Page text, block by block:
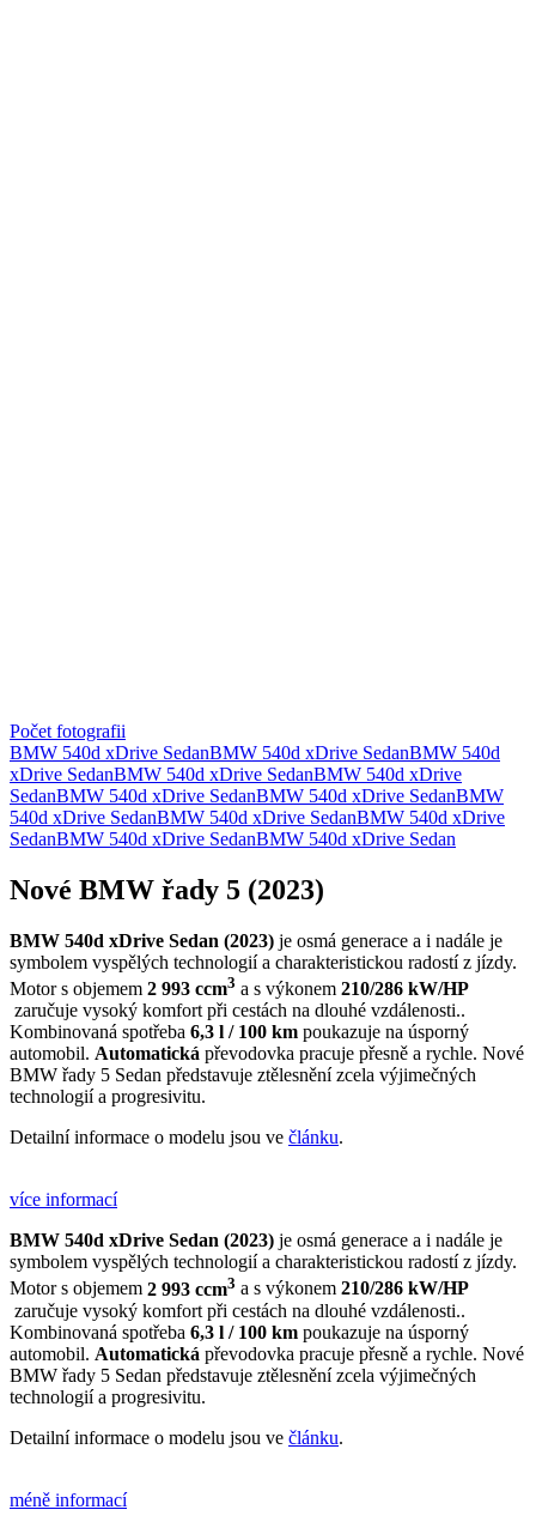
Počet fotografii
BMW 540d xDrive SedanBMW 540d xDrive SedanBMW 540d
xDrive SedanBMW 540d xDrive SedanBMW 540d xDrive
SedanBMW 540d xDrive SedanBMW 540d xDrive SedanBMW
540d xDrive SedanBMW 540d xDrive SedanBMW 540d xDrive
SedanBMW 540d xDrive SedanBMW 540d xDrive Sedan
Nové BMW řady 5 (2023)
BMW 540d xDrive Sedan (2023) je osmá generace a i nadále je
symbolem vyspělých technologií a charakteristickou radostí z jízdy.
Motor s objemem 2 993 ccm3 a s výkonem 210/286 kW/HP
zaručuje vysoký komfort při cestách na dlouhé vzdálenosti..
Kombinovaná spotřeba 6,3 l / 100 km poukazuje na úsporný
automobil. Automatická převodovka pracuje přesně a rychle. Nové
BMW řady 5 Sedan představuje ztělesnění zcela výjimečných
technologií a progresivitu.
Detailní informace o modelu jsou ve článku.
více informací
BMW 540d xDrive Sedan (2023) je osmá generace a i nadále je
symbolem vyspělých technologií a charakteristickou radostí z jízdy.
Motor s objemem 2 993 ccm3 a s výkonem 210/286 kW/HP
zaručuje vysoký komfort při cestách na dlouhé vzdálenosti..
Kombinovaná spotřeba 6,3 l / 100 km poukazuje na úsporný
automobil. Automatická převodovka pracuje přesně a rychle. Nové
BMW řady 5 Sedan představuje ztělesnění zcela výjimečných
technologií a progresivitu.
Detailní informace o modelu jsou ve článku.
méně informací